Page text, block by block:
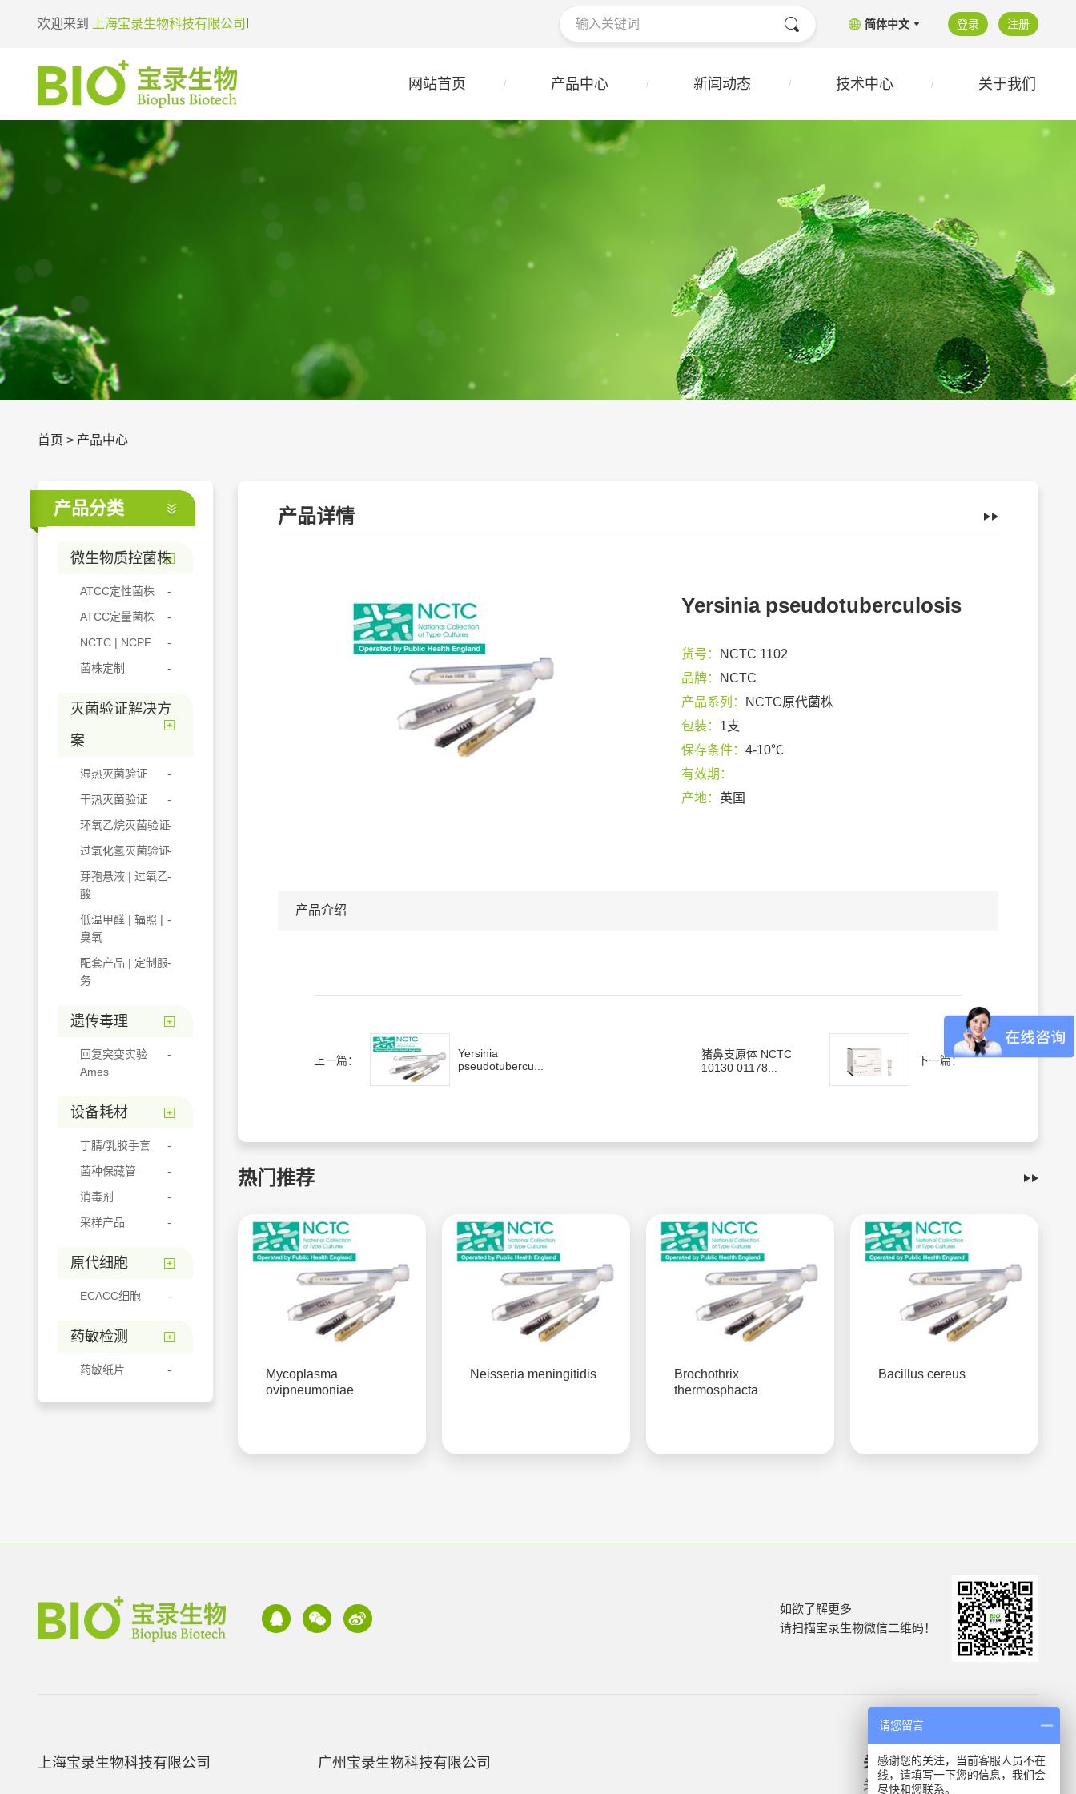
欢迎来到 上海宝录生物科技有限公司 ! 简体中文 登录 注册
网站首页 产品中心 新闻动态 技术中心 关于我们
首页 > 产品中心
产品分类
微生物质控菌株
ATCC定性菌株
ATCC定量菌株
NCTC | NCPF
菌株定制
灭菌验证解决方
案
湿热灭菌验证
干热灭菌验证
环氧乙烷灭菌验证
过氧化氢灭菌验证
芽孢悬液 | 过氧乙
酸
低温甲醛 | 辐照 |
臭氧
配套产品 | 定制服
务
遗传毒理
回复突变实验
Ames
设备耗材
丁腈/乳胶手套
菌种保藏管
消毒剂
采样产品
原代细胞
ECACC细胞
药敏检测
药敏纸片
产品详情
Yersinia pseudotuberculosis
货号：
NCTC 1102
品牌：
NCTC
产品系列：
NCTC原代菌株
包装： 1支
保存条件： 4-10℃
有效期：
产地： 英国
产品介绍
上一篇：
Yersinia
pseudotubercu...
猪鼻支原体 NCTC
10130 01178...
下一篇：
热门推荐
Mycoplasma
ovipneumoniae
Neisseria meningitidis
Brochothrix
thermosphacta
Bacillus cereus
如欲了解更多
请扫描宝录生物微信二维码！
上海宝录生物科技有限公司 广州宝录生物科技有限公司 关于我们
关于我们
产品信息
微生物质控菌株
请您留言
感谢您的关注，当前客服人员不在
线，请填写一下您的信息，我们会
尽快和您联系。